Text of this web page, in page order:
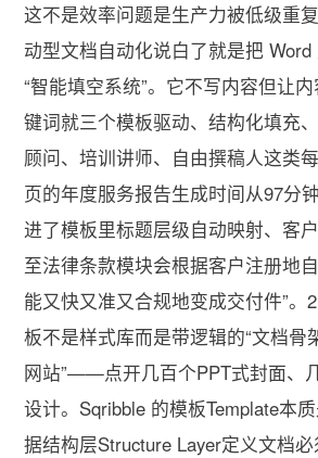
这不是效率问题是生产力被低级重
动型文档自动化说白了就是把
“智能填空系统”。它不写内容但让
键词就三个模板驱动、结构化填充
顾问、培训讲师、自由撰稿人这类
页的年度服务报告生成时间从97
进了模板里标题层级自动映射、客
至法律条款模块会根据客户注册地
能又快又准又合规地变成交付件”。
板不是样式库而是带逻辑的“文档骨
网站”——点开几百个PPT式封面、
设计。Sqribble 的模板Template本
据结构层Structure Layer定义文档